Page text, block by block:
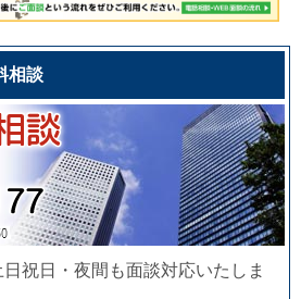
相談
祝日・夜間も面談対応いたしま